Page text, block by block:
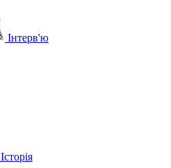
Інтерв'ю
Історія